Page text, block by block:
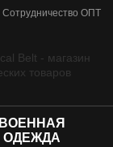
Сотрудничество ОПТ
ВОЕННАЯ
ОДЕЖДА